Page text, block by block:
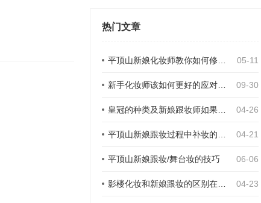
热门文章
05-11
09-30
04-26
04-21
平顶山新娘跟妆/舞台妆的技巧 06-06
04-23